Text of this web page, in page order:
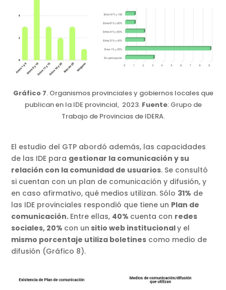
Gráfico 7. Organismos provinciales y gobiernos locales que
publican en la IDE provincial, 2023. Fuente: Grupo de
Trabajo de Provincias de IDERA.
El estudio del GTP abordó además, las capacidades
de las IDE para gestionar la comunicación y su
relación con la comunidad de usuarios. Se consultó
si cuentan con un plan de comunicación y difusión, y
en caso afirmativo, qué medios utilizan. Sólo 31% de
las IDE provinciales respondió que tiene un Plan de
comunicación. Entre ellas, 40% cuenta con redes
sociales, 20% con un sitio web institucionaly el
mismo porcentaje utiliza boletines como medio de
difusión (Gráfico 8).